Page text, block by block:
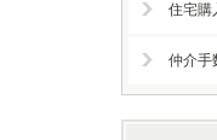
住宅購
仲介手